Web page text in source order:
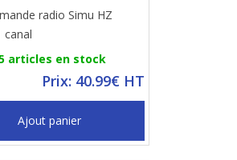
radio Simu HZ
canal
articles en stock
Prix: 40.99€ HT
Ajout panier